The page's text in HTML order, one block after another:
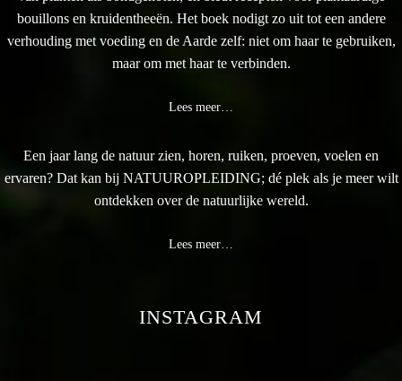
bouillons en kruidentheeën. Het boek nodigt zo uit tot een andere
verhouding met voeding en de Aarde zelf: niet om haar te gebruiken,
maar om met haar te verbinden.
Lees meer…
Een jaar lang de natuur zien, horen, ruiken, proeven, voelen en
ervaren? Dat kan bij NATUUROPLEIDING; dé plek als je meer wilt
ontdekken over de natuurlijke wereld.
Lees meer…
INSTAGRAM